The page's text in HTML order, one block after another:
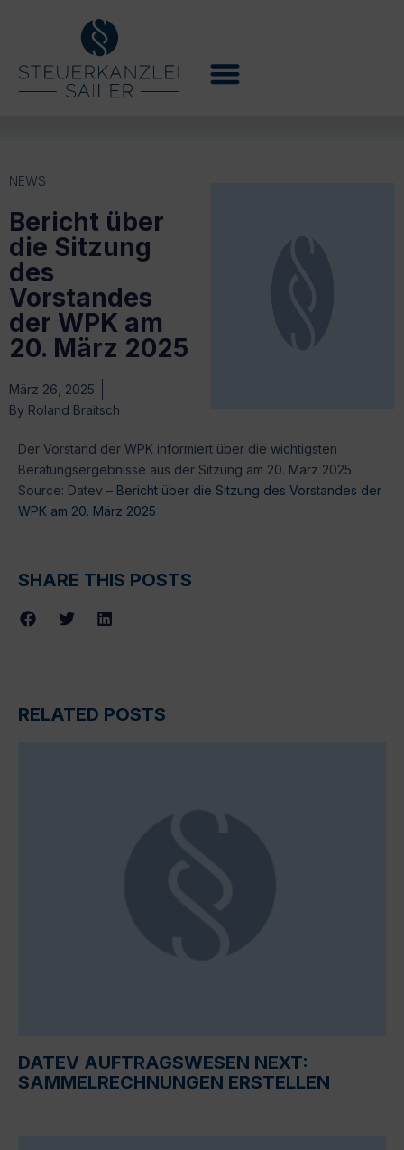
NEWS
Bericht über
die Sitzung
des
Vorstandes
der WPK am
20. März 2025
März 26, 2025
By Roland Braitsch
Der Vorstand der WPK informiert über die wichtigsten
Beratungsergebnisse aus der Sitzung am 20. März 2025.
Source: Datev – Bericht über die Sitzung des Vorstandes der
WPK am 20. März 2025
SHARE THIS POSTS
RELATED POSTS
DATEV AUFTRAGSWESEN NEXT:
SAMMELRECHNUNGEN ERSTELLEN